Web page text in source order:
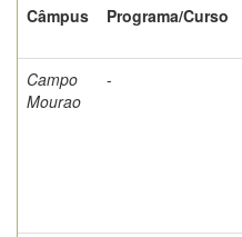
Câmpus
Programa/Curso
Campo
Mourao
-